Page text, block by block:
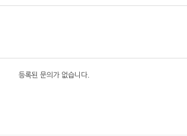
등록된 문의가 없습니다.